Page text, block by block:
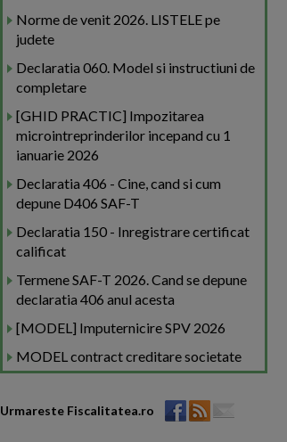
Norme de venit 2026. LISTELE pe
judete
Declaratia 060. Model si instructiuni de
completare
[GHID PRACTIC] Impozitarea
microintreprinderilor incepand cu 1
ianuarie 2026
Declaratia 406 - Cine, cand si cum
depune D406 SAF-T
Declaratia 150 - Inregistrare certificat
calificat
Termene SAF-T 2026. Cand se depune
declaratia 406 anul acesta
[MODEL] Imputernicire SPV 2026
MODEL contract creditare societate
Urmareste Fiscalitatea.ro